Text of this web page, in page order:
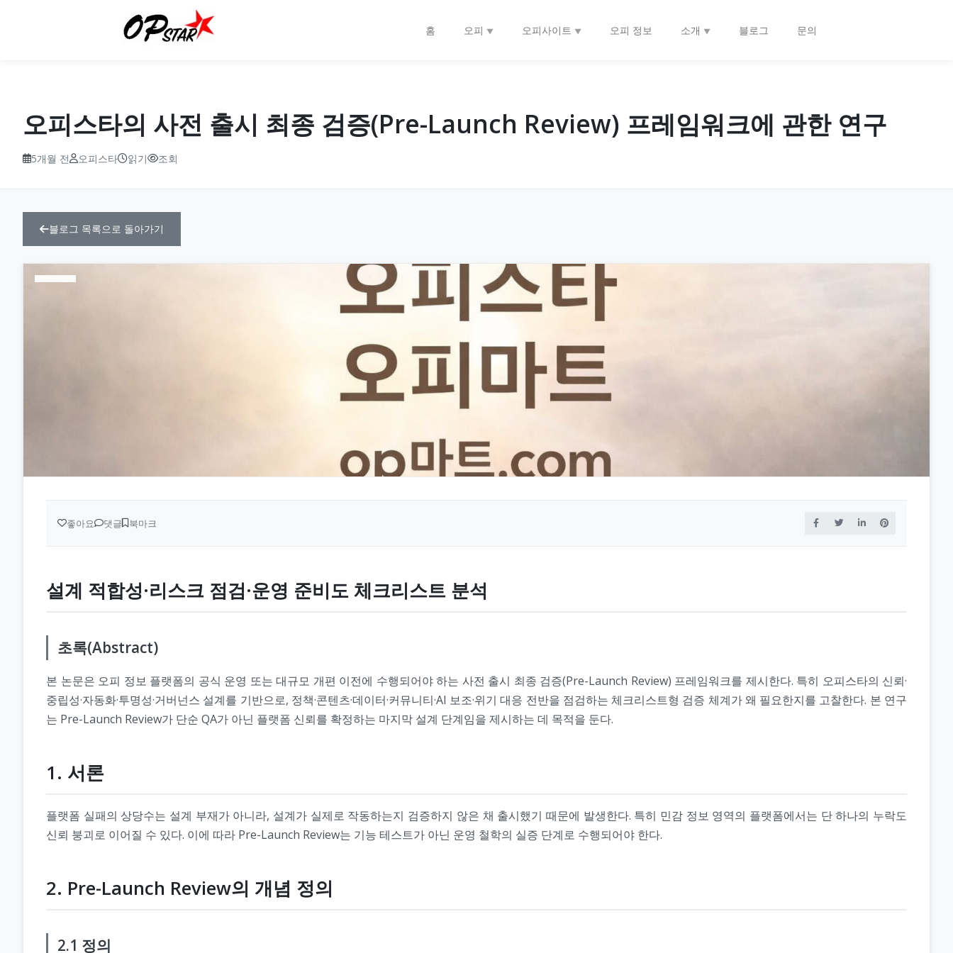
홈 오피 오피사이트 오피 정보 소개 블로그 문의
오피스타의 사전 출시 최종 검증(Pre-Launch Review) 프레임워크에 관한 연구
5개월 전 오피스타 읽기 조회
블로그 목록으로 돌아가기
좋아요 댓글 북마크
설계 적합성·리스크 점검·운영 준비도 체크리스트 분석
초록(Abstract)
본 논문은 오피 정보 플랫폼의 공식 운영 또는 대규모 개편 이전에 수행되어야 하는 사전 출시 최종 검증(Pre-Launch Review) 프레임워크를 제시한다. 특히 오피스타의 신뢰·
중립성·자동화·투명성·거버넌스 설계를 기반으로, 정책·콘텐츠·데이터·커뮤니티·AI 보조·위기 대응 전반을 점검하는 체크리스트형 검증 체계가 왜 필요한지를 고찰한다. 본 연구
는 Pre-Launch Review가 단순 QA가 아닌 플랫폼 신뢰를 확정하는 마지막 설계 단계임을 제시하는 데 목적을 둔다.
1. 서론
플랫폼 실패의 상당수는 설계 부재가 아니라, 설계가 실제로 작동하는지 검증하지 않은 채 출시했기 때문에 발생한다. 특히 민감 정보 영역의 플랫폼에서는 단 하나의 누락도
신뢰 붕괴로 이어질 수 있다. 이에 따라 Pre-Launch Review는 기능 테스트가 아닌 운영 철학의 실증 단계로 수행되어야 한다.
2. Pre-Launch Review의 개념 정의
2.1 정의